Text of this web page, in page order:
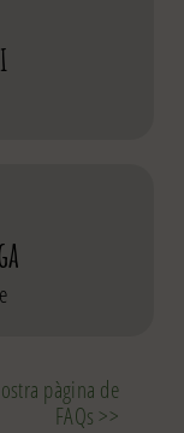
pàgina de
FAQs >>